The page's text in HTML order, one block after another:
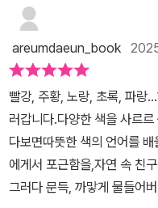
눠볼 수도 있어요빨간색은
덩이가 들썩들썩 춤추고 싶
날고 싶은 색이라고 표현하는
거 같다고 말하더라고요파란
하고 안정감 있는 느낌을 주
알이 경험하는 감정을 읽어
가 마지막엔 세로로 펼쳐지는
색깔과 함께 하늘로 날아오르
로 태어나 다양한 색깔을 만
같습니다.하얀 백지처럼 태
들어 갑니다.하얀 알이 만나
니다.세상에 대한 하얀 알의
건네주는 만남 하나하나가하
누군가의 선물 같은 색 덕분
니다.​하지만 모든 색이 모인
하얀 알은 어떻게 되었을까요
해 감정을 배우고스스로를
areumdaeun_book
빨강, 주황, 노랑, 초록, 파랑
러갑니다.다양한 색을 사르
다보면따뜻한 색의 언어를
에게서 포근함을,자연 속 친
그러다 문득, 까맣게 물들어